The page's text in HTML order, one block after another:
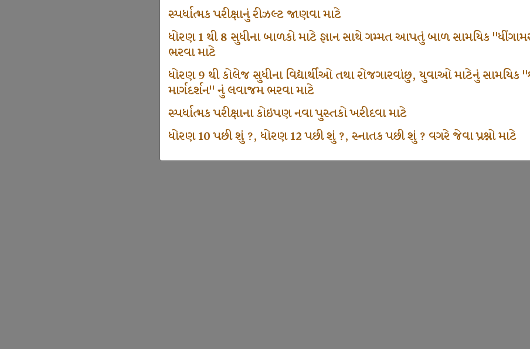
સ્પર્ધાત્મક પરીક્ષાનું રીઝલ્ટ જાણવા માટે
ધોરણ 1 થી 8 સુધીના બાળકો માટે જ્ઞાન સાથે ગમ્મત આપતું બાળ સામયિક
ભરવા માટે
ધોરણ 9 થી કોલેજ સુધીના વિદ્યાર્થીઓ તથા રોજગારવાંછુ, યુવાઓ માટેનું સામયિક "શ્રી
માર્ગદર્શન" નું લવાજમ ભરવા માટે
સ્પર્ધાત્મક પરીક્ષાના કોઇપણ નવા પુસ્તકો ખરીદવા માટે
ધોરણ 10 પછી શું ?, ધોરણ 12 પછી શું ?, સ્નાતક પછી શું ? વગરે જેવા પ્રશ્નો માટે